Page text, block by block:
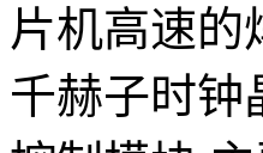
片机高速的
千赫子时钟